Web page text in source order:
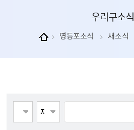
우리구소식
영등포소식 새소식